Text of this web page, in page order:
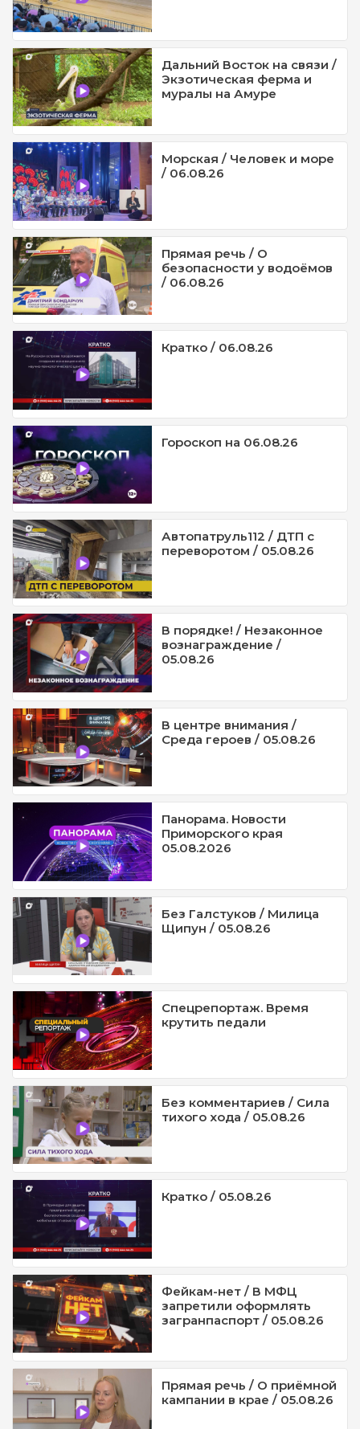
Дальний Восток на связи /
Экзотическая ферма и
муралы на Амуре
Морская / Человек и море
/ 06.08.26
Прямая речь / О
безопасности у водоёмов
/ 06.08.26
Кратко / 06.08.26
Гороскоп на 06.08.26
Автопатруль112 / ДТП с
переворотом / 05.08.26
В порядке! / Незаконное
вознаграждение /
05.08.26
В центре внимания /
Среда героев / 05.08.26
Панорама. Новости
Приморского края
05.08.2026
Без Галстуков / Милица
Щипун / 05.08.26
Спецрепортаж. Время
крутить педали
Без комментариев / Сила
тихого хода / 05.08.26
Кратко / 05.08.26
Фейкам-нет / В МФЦ
запретили оформлять
загранпаспорт / 05.08.26
Прямая речь / О приёмной
кампании в крае / 05.08.26